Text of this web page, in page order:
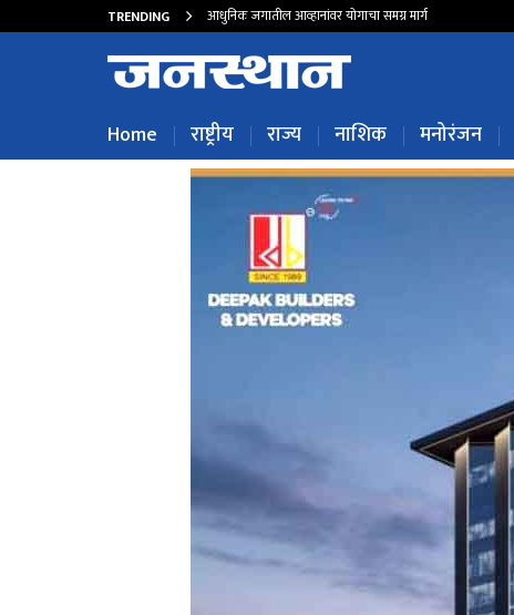
TRENDING आधुनिक जगातील आव्हानांवर योगाचा समग्र मार्ग
Home राष्ट्रीय राज्य नाशिक मनोरंजन